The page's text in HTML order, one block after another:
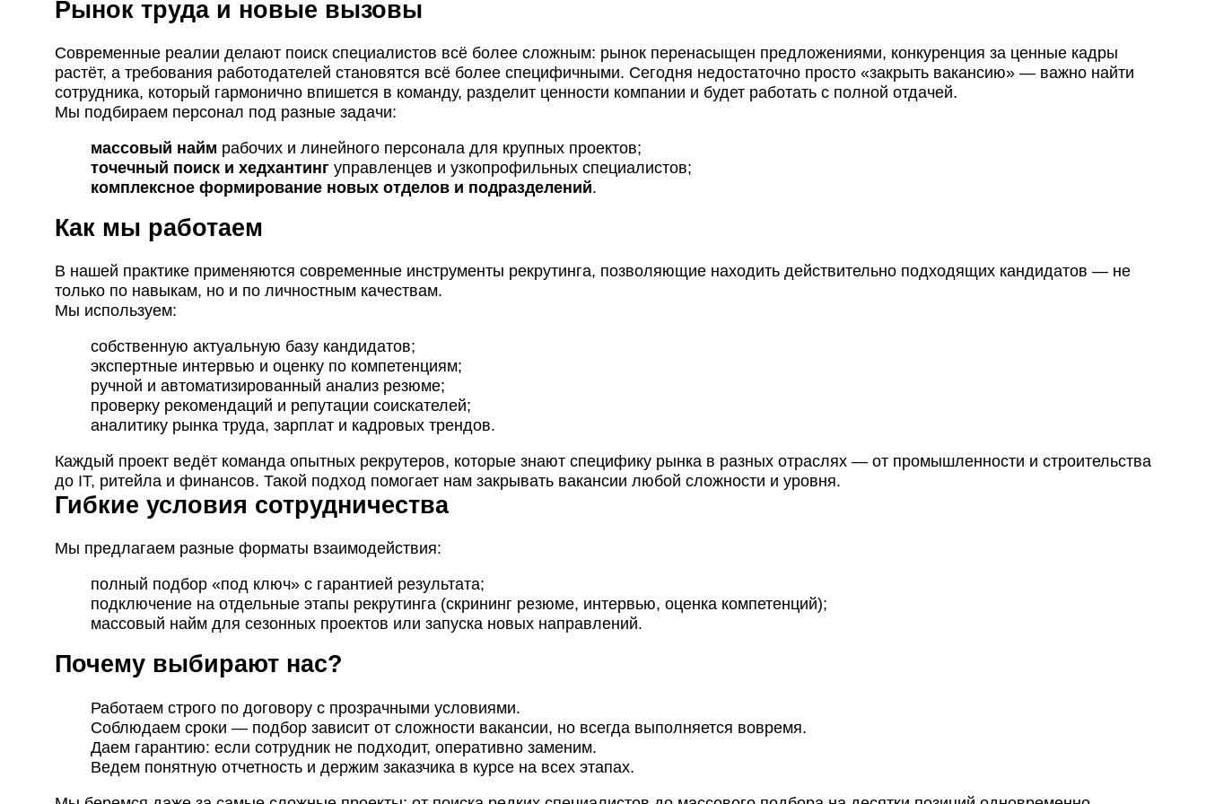
Рынок труда и новые вызовы
Современные реалии делают поиск специалистов всё более сложным: рынок перенасыщен предложениями, конкуренция за ценные кадры
растёт, а требования работодателей становятся всё более специфичными. Сегодня недостаточно просто «закрыть вакансию» — важно найти
сотрудника, который гармонично впишется в команду, разделит ценности компании и будет работать с полной отдачей.
Мы подбираем персонал под разные задачи:
массовый найм рабочих и линейного персонала для крупных проектов;
точечный поиск и хедхантинг управленцев и узкопрофильных специалистов;
комплексное формирование новых отделов и подразделений.
Как мы работаем
В нашей практике применяются современные инструменты рекрутинга, позволяющие находить действительно подходящих кандидатов — не
только по навыкам, но и по личностным качествам.
Мы используем:
собственную актуальную базу кандидатов;
экспертные интервью и оценку по компетенциям;
ручной и автоматизированный анализ резюме;
проверку рекомендаций и репутации соискателей;
аналитику рынка труда, зарплат и кадровых трендов.
Каждый проект ведёт команда опытных рекрутеров, которые знают специфику рынка в разных отраслях — от промышленности и строительства
до IT, ритейла и финансов. Такой подход помогает нам закрывать вакансии любой сложности и уровня.
Гибкие условия сотрудничества
Мы предлагаем разные форматы взаимодействия:
полный подбор «под ключ» с гарантией результата;
подключение на отдельные этапы рекрутинга (скрининг резюме, интервью, оценка компетенций);
массовый найм для сезонных проектов или запуска новых направлений.
Почему выбирают нас?
Работаем строго по договору с прозрачными условиями.
Соблюдаем сроки — подбор зависит от сложности вакансии, но всегда выполняется вовремя.
Даем гарантию: если сотрудник не подходит, оперативно заменим.
Ведем понятную отчетность и держим заказчика в курсе на всех этапах.